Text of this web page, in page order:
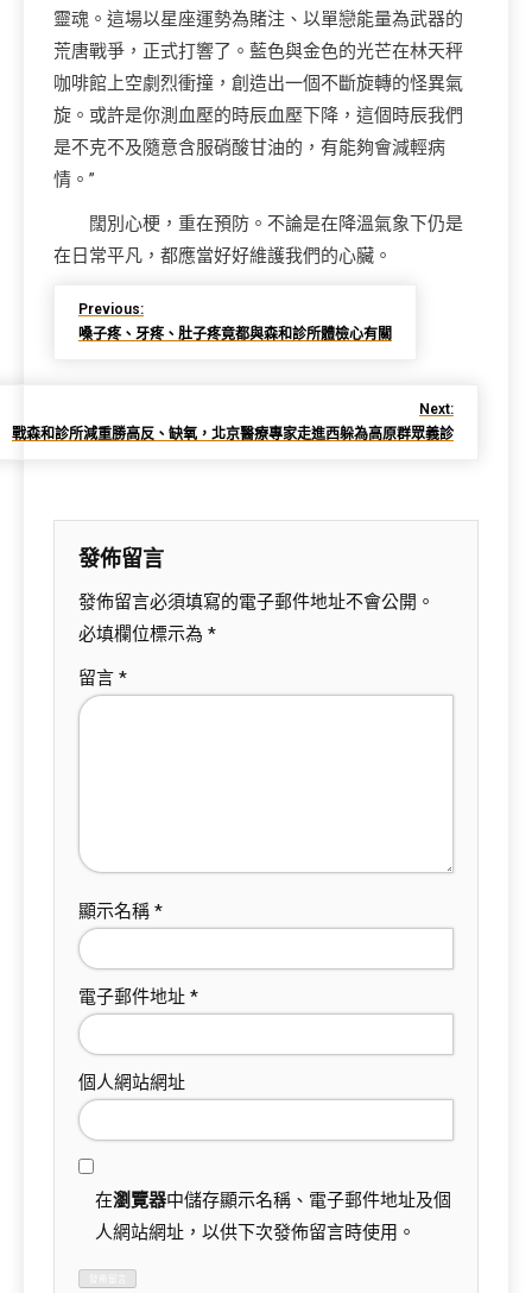
靈魂。這場以星座運勢為賭注、以單戀能量為武器的
荒唐戰爭，正式打響了。藍色與金色的光芒在林天秤
咖啡館上空劇烈衝撞，創造出一個不斷旋轉的怪異氣
旋。或許是你測血壓的時辰血壓下降，這個時辰我們
是不克不及隨意含服硝酸甘油的，有能夠會減輕病
情。”
闊別心梗，重在預防。不論是在降溫氣象下仍是
在日常平凡，都應當好好維護我們的心臟。
Previous:
嗓子疼、牙疼、肚子疼竟都與森和診所體檢心有關
Next:
戰森和診所減重勝高反、缺氧，北京醫療專家走進西躲為高原群眾義診
發佈留言
發佈留言必須填寫的電子郵件地址不會公開。
必填欄位標示為 *
留言 *
顯示名稱 *
電子郵件地址 *
個人網站網址
在瀏覽器中儲存顯示名稱、電子郵件地址及個
人網站網址，以供下次發佈留言時使用。